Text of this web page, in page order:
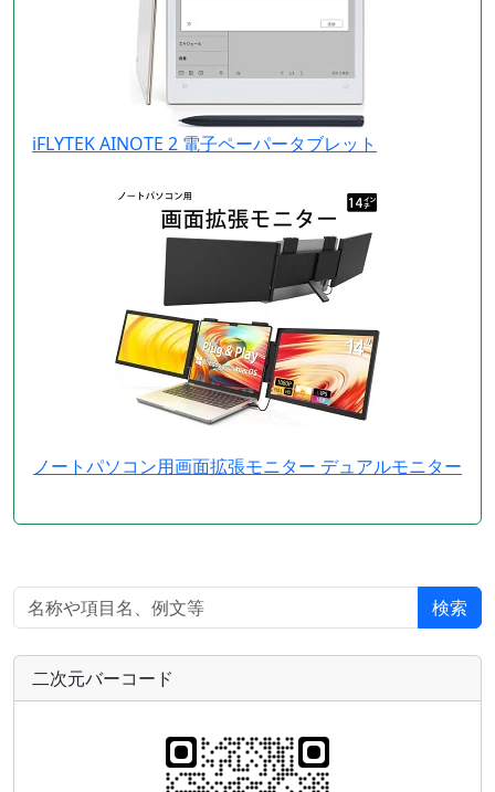
iFLYTEK AINOTE 2 電子ペーパータブレット
ノートパソコン用画面拡張モニター デュアルモニター
検索
二次元バーコード